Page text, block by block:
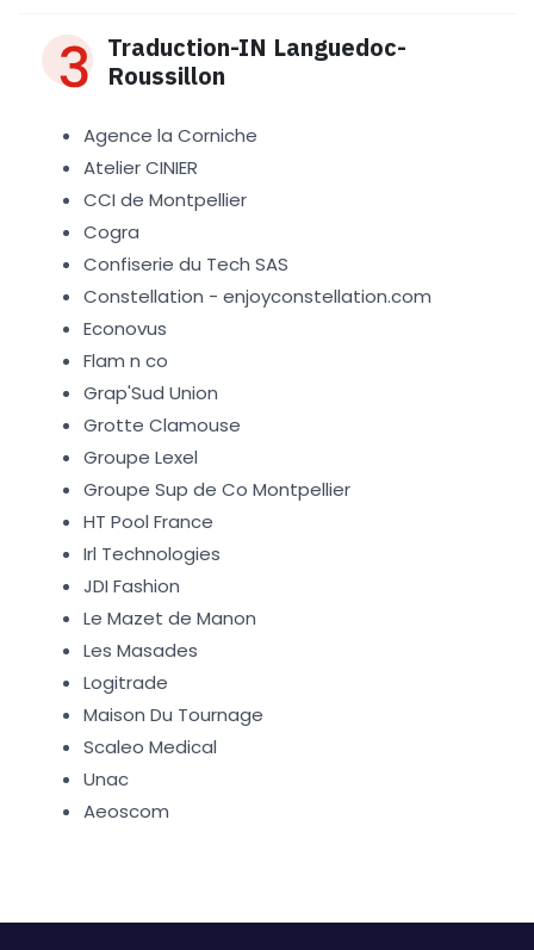
Traduction-IN Languedoc-
Roussillon
Agence la Corniche
Atelier CINIER
CCI de Montpellier
Cogra
Confiserie du Tech SAS
Constellation - enjoyconstellation.com
Econovus
Flam n co
Grap'Sud Union
Grotte Clamouse
Groupe Lexel
Groupe Sup de Co Montpellier
HT Pool France
Irl Technologies
JDI Fashion
Le Mazet de Manon
Les Masades
Logitrade
Maison Du Tournage
Scaleo Medical
Unac
Aeoscom